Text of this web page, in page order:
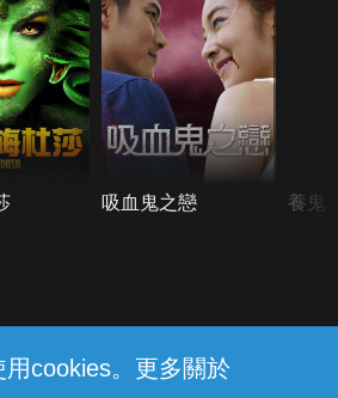
cookies。更多關於
吸血鬼之戀 養鬼